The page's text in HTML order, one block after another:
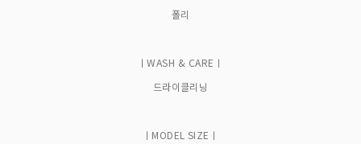
폴리
ㅣWASH & CAREㅣ
드라이클리닝
ㅣMODEL SIZEㅣ